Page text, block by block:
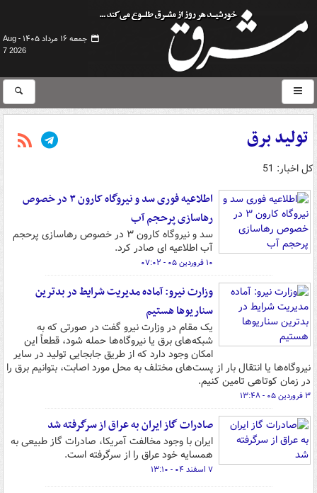
جمعه ۱۶ مرداد ۱۴۰۵ -
Aug
7 2026
تولید برق
کل اخبار: 51
اطلاعیه فوری سد و نیروگاه کارون ۳ در خصوص
رهاسازی پرحجم آب
سد و نیروگاه کارون ۳ در خصوص رهاسازی پرحجم
آب اطلاعیه ای صادر کرد.
۱۰ فروردین ۰۵ - ۰۷:۰۲
وزارت نیرو: آماده مدیریت شرایط در بدترین
سناریوها هستیم
یک مقام در وزارت نیرو گفت در صورتی که به
شبکه‌های برق یا نیروگاه‌ها حمله شود، قطعاً این
امکان وجود دارد که از طریق جابجایی تولید در سایر
نیروگاه‌ها یا انتقال بار از پست‌های مختلف به محل مورد اصابت، بتوانیم برق را
در زمان کوتاهی تامین کنیم.
۳ فروردین ۰۵ - ۱۳:۴۸
صادرات گاز ایران به عراق از سرگرفته شد
ایران با وجود مخالفت آمریکا، صادرات گاز طبیعی به
همسایه خود عراق را از سرگرفته است.
۷ اسفند ۰۴ - ۱۳:۱۰